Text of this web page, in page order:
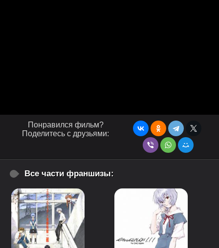
Понравился фильм?
Поделитесь с друзьями:
Все части франшизы: